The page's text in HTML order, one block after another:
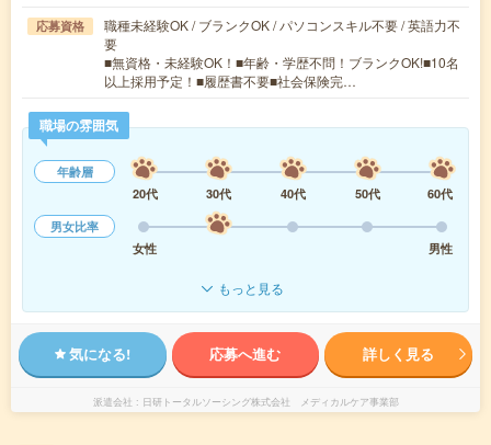
応募資格
職種未経験OK / ブランクOK / パソコンスキル不要 / 英語力不
要
■無資格・未経験OK！■年齢・学歴不問！ブランクOK!■10名
以上採用予定！■履歴書不要■社会保険完…
職場の雰囲気
年齢層
20代
30代 40代 50代
60代
男女比率
女性
男性
もっと見る
気になる! 応募へ進む 詳しく見る
派遣会社 日研トータルソーシング株式会社 メディカルケア事業部